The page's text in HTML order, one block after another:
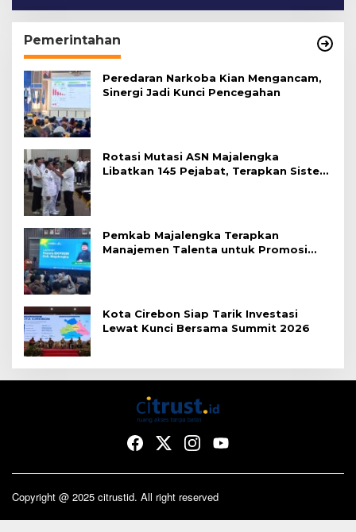
Pemerintahan
Peredaran Narkoba Kian Mengancam,
Sinergi Jadi Kunci Pencegahan
Rotasi Mutasi ASN Majalengka
Libatkan 145 Pejabat, Terapkan Sistem
Pemkab Majalengka Terapkan
Manajemen Talenta untuk Promosi
Kota Cirebon Siap Tarik Investasi
Lewat Kunci Bersama Summit 2026
Copyright @ 2025 citrustid. All right reserved